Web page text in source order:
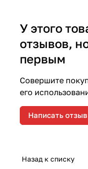
У этого
отзывов,
первым
Совершите
его
Написать отзыв
Назад к списку